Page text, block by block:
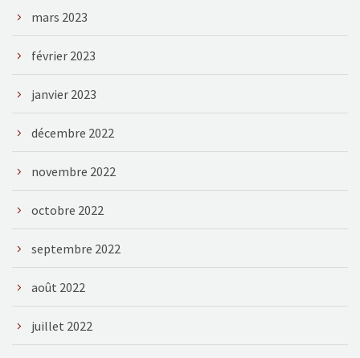
mars 2023
février 2023
janvier 2023
décembre 2022
novembre 2022
octobre 2022
septembre 2022
août 2022
juillet 2022